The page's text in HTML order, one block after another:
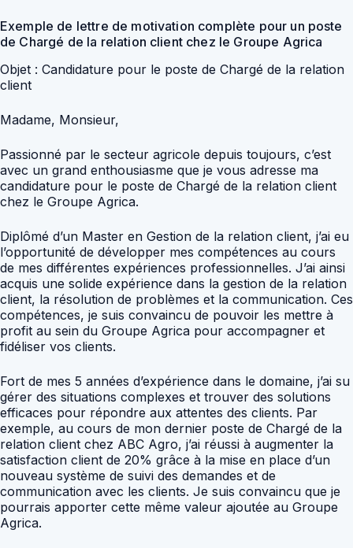
Exemple de lettre de motivation complète pour un poste
de Chargé de la relation client chez le Groupe Agrica
Objet : Candidature pour le poste de Chargé de la relation
client
Madame, Monsieur,
Passionné par le secteur agricole depuis toujours, c’est
avec un grand enthousiasme que je vous adresse ma
candidature pour le poste de Chargé de la relation client
chez le Groupe Agrica.
Diplômé d’un Master en Gestion de la relation client, j’ai eu
l’opportunité de développer mes compétences au cours
de mes différentes expériences professionnelles. J’ai ainsi
acquis une solide expérience dans la gestion de la relation
client, la résolution de problèmes et la communication. Ces
compétences, je suis convaincu de pouvoir les mettre à
profit au sein du Groupe Agrica pour accompagner et
fidéliser vos clients.
Fort de mes 5 années d’expérience dans le domaine, j’ai su
gérer des situations complexes et trouver des solutions
efficaces pour répondre aux attentes des clients. Par
exemple, au cours de mon dernier poste de Chargé de la
relation client chez ABC Agro, j’ai réussi à augmenter la
satisfaction client de 20% grâce à la mise en place d’un
nouveau système de suivi des demandes et de
communication avec les clients. Je suis convaincu que je
pourrais apporter cette même valeur ajoutée au Groupe
Agrica.